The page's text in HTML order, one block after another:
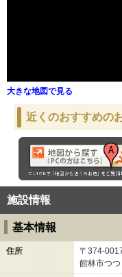
大きな地図で見る
近くのおすすめの
施設情報
基本情報
住所
〒374-
館林市つ